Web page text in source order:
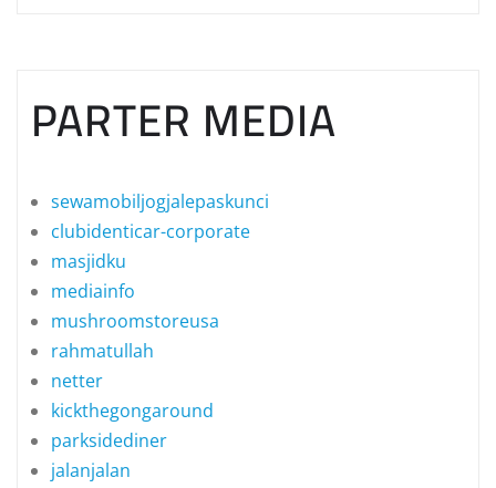
PARTER MEDIA
sewamobiljogjalepaskunci
clubidenticar-corporate
masjidku
mediainfo
mushroomstoreusa
rahmatullah
netter
kickthegongaround
parksidediner
jalanjalan